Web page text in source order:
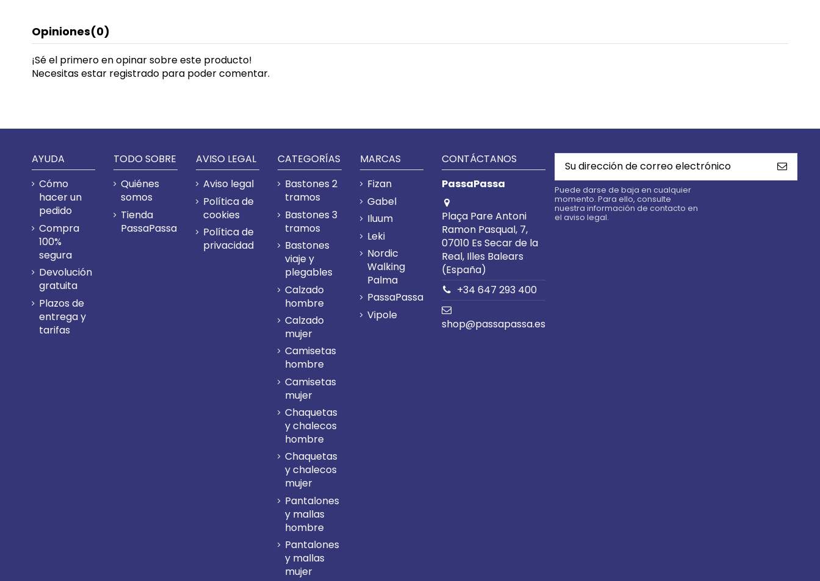
Opiniones(0)
¡Sé el primero en opinar sobre este producto!
Necesitas estar registrado para poder comentar.
AYUDA
Cómo
hacer un
pedido
Compra
100%
segura
Devolución
gratuita
Plazos de
entrega y
tarifas
TODO SOBRE
Quiénes
somos
Tienda
PassaPassa
AVISO LEGAL
Aviso legal
Política de
cookies
Política de
privacidad
CATEGORÍAS
Bastones 2
tramos
Bastones 3
tramos
Bastones
viaje y
plegables
Calzado
hombre
Calzado
mujer
Camisetas
hombre
Camisetas
mujer
Chaquetas
y chalecos
hombre
Chaquetas
y chalecos
mujer
Pantalones
y mallas
hombre
Pantalones
y mallas
mujer
MARCAS
Fizan
Gabel
Iluum
Leki
Nordic
Walking
Palma
PassaPassa
Vipole
CONTÁCTANOS
PassaPassa
Plaça Pare Antoni
Ramon Pasqual, 7,
07010 Es Secar de la
Real, Illes Balears
(España)
+34 647 293 400
shop@passapassa.es
Puede darse de baja en cualquier
momento. Para ello, consulte
nuestra información de contacto en
el aviso legal.